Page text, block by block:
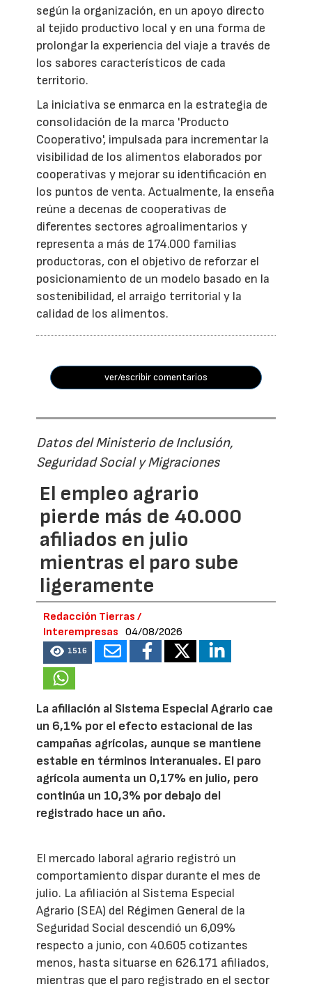
según la organización, en un apoyo directo
al tejido productivo local y en una forma de
prolongar la experiencia del viaje a través de
los sabores característicos de cada
territorio.
La iniciativa se enmarca en la estrategia de
consolidación de la marca 'Producto
Cooperativo', impulsada para incrementar la
visibilidad de los alimentos elaborados por
cooperativas y mejorar su identificación en
los puntos de venta. Actualmente, la enseña
reúne a decenas de cooperativas de
diferentes sectores agroalimentarios y
representa a más de 174.000 familias
productoras, con el objetivo de reforzar el
posicionamiento de un modelo basado en la
sostenibilidad, el arraigo territorial y la
calidad de los alimentos.
ver/escribir comentarios
Datos del Ministerio de Inclusión,
Seguridad Social y Migraciones
El empleo agrario
pierde más de 40.000
afiliados en julio
mientras el paro sube
ligeramente
Redacción Tierras /
Interempresas
04/08/2026
1516
La afiliación al Sistema Especial Agrario cae
un 6,1% por el efecto estacional de las
campañas agrícolas, aunque se mantiene
estable en términos interanuales. El paro
agrícola aumenta un 0,17% en julio, pero
continúa un 10,3% por debajo del
registrado hace un año.
El mercado laboral agrario registró un
comportamiento dispar durante el mes de
julio. La afiliación al Sistema Especial
Agrario (SEA) del Régimen General de la
Seguridad Social descendió un 6,09%
respecto a junio, con 40.605 cotizantes
menos, hasta situarse en 626.171 afiliados,
mientras que el paro registrado en el sector